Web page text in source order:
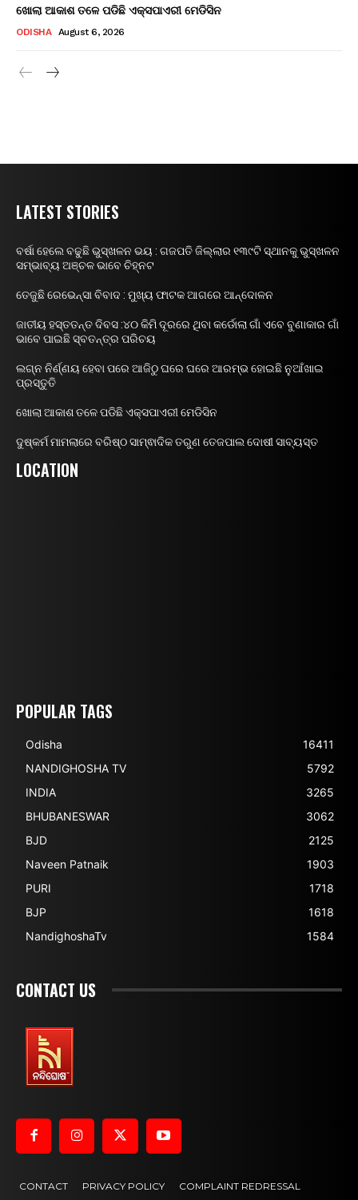
ଖୋଲା ଆକାଶ ତଳେ ପଡିଛି ଏକ୍ସପାଏରୀ ମେଡିସିନ
ODISHA August 6, 2026
LATEST STORIES
ବର୍ଷା ହେଲେ ବଢୁଛି ଭୁସ୍ଖଳନ ଭୟ : ଗଜପତି ଜିଲ୍ଲାର ୧୩୯ଟି ସ୍ଥାନକୁ ଭୁସ୍ଖଳନ
ସମ୍ଭାବ୍ୟ ଅଞ୍ଚଳ ଭାବେ ଚିହ୍ନଟ
ତେଜୁଛି ରେଭେନ୍ସା ବିବାଦ : ମୁଖ୍ୟ ଫାଟକ ଆଗରେ ଆନ୍ଦୋଳନ
ଜାତୀୟ ହସ୍ତତନ୍ତ ଦିବସ :୪୦ କିମି ଦୂରରେ ଥିବା କର୍ଡୋଲା ଗାଁ ଏବେ ବୁଣାକାର ଗାଁ
ଭାବେ ପାଇଛି ସ୍ବତନ୍ତ୍ର ପରିଚୟ
ଲଗ୍ନ ନିର୍ଣ୍ଣୟ ହେବା ପରେ ଆଜିଠୁ ଘରେ ଘରେ ଆରମ୍ଭ ହୋଇଛି ନୁଆଁଖାଇ
ପ୍ରସ୍ତୁତି
ଖୋଲା ଆକାଶ ତଳେ ପଡିଛି ଏକ୍ସପାଏରୀ ମେଡିସିନ
ଦୁଷ୍କର୍ମ ମାମଲାରେ ବରିଷ୍ଠ ସାମ୍ଵାଦିକ ତରୁଣ ତେଜପାଲ ଦୋଷୀ ସାବ୍ୟସ୍ତ
LOCATION
POPULAR TAGS
Odisha
16411
NANDIGHOSHA TV
5792
INDIA
3265
BHUBANESWAR
3062
BJD
2125
Naveen Patnaik
1903
PURI
1718
BJP
1618
NandighoshaTv
1584
CONTACT US
CONTACT PRIVACY POLICY COMPLAINT REDRESSAL